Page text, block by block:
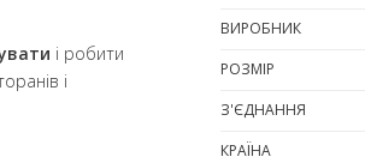
і робити
і
ВИРОБНИК
РОЗМІР
З'ЄДНАННЯ
КРАЇНА